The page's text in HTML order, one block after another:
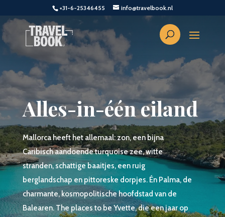
+31-6-25346455 info@travelbook.nl
Alles-in-één eiland
Mallorca heeft het allemaal: zon, een bijna
Caribisch aandoende turquoise zee, witte
stranden, schattige baaitjes, een ruig
berglandschap en pittoreske dorpjes. Én Palma, de
charmante, kosmopolitische hoofdstad van de
Balearen. The places to be Yvette, die een jaar op